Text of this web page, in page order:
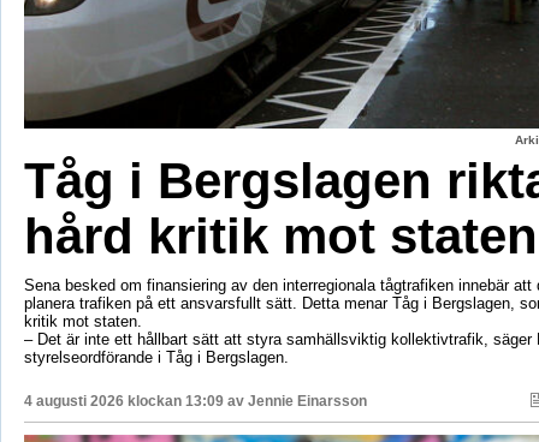
Tåg i Bergslagen
hård kritik mot staten
Sena besked om finansiering av den interregionala tågtrafiken innebär att
planera trafiken på ett ansvarsfullt sätt. Detta menar Tåg i Bergslagen,
kritik mot staten.
– Det är inte ett hållbart sätt att styra samhällsviktig kollektivtrafik, säger
styrelseordförande i Tåg i Bergslagen.
4 augusti 2026 klockan 13:09 av Jennie Einarsson